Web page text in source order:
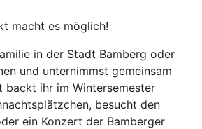
macht es möglich!
in der Stadt Bamberg oder
und unternimmst gemeinsam
backt ihr im Wintersemester
besucht den
ein Konzert der Bamberger